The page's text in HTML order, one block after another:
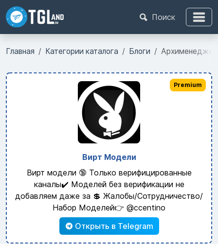
Поиск
Главная Категории каталога Блоги Архименеджер
Вирт Модели
Вирт модели 🔞 Только верифицированные
каналы✔️ Моделей без верификации не
добавляем даже за 💲 Жалобы/Сотрудничество/
Набор Моделей👉 @ccentino
Открыть в Telegram
Premium